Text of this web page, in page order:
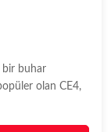
bir buhar
olan CE4,